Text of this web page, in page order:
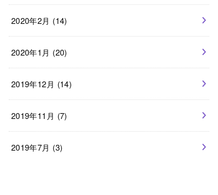
2020年2月 (14)
2020年1月 (20)
2019年12月 (14)
2019年11月 (7)
2019年7月 (3)